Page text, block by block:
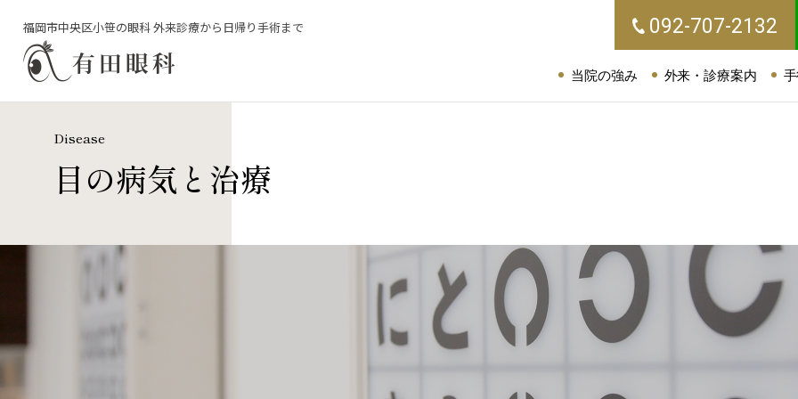
福岡市中央区小笹の眼科 外来診療から日帰り手術まで 092-707-2132
当院の強み 外来・診療案内
Disease
目の病気と治療